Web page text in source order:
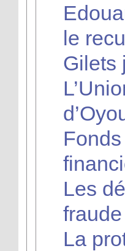
le
Gilets
Les
fraude
La